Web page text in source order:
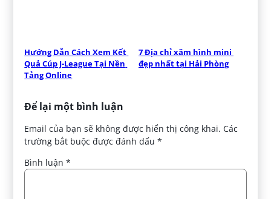
Hướng Dẫn Cách Xem Kết
Quả Cúp J-League Tại Nền
Tảng Online
7 Địa chỉ xăm hình mini
đẹp nhất tại Hải Phòng
Để lại một bình luận
Email của bạn sẽ không được hiển thị công khai. Các
trường bắt buộc được đánh dấu*
Bình luận*